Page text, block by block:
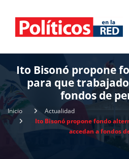
Ito Bisonó propone
para que
fondos de
Inicio
Actualidad
Ito Bisonó propone fondo
accedan a fondos